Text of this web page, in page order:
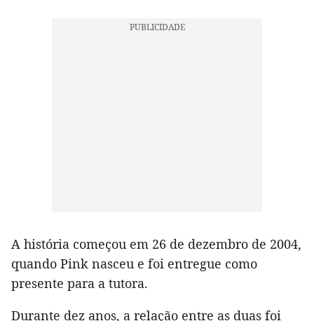
A história começou em 26 de dezembro de 2004,
quando Pink nasceu e foi entregue como
presente para a tutora.
Durante dez anos, a relação entre as duas foi